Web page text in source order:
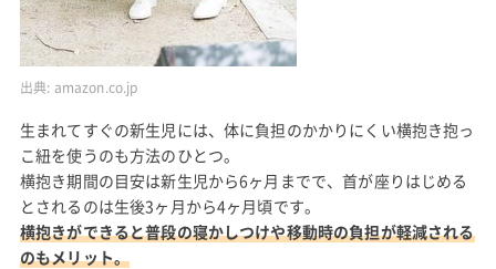
出典: amazon.co.jp
生まれてすぐの新生児には、体に負担のかかりにくい横抱き抱っ
こ紐を使うのも方法のひとつ。
横抱き期間の目安は新生児から6ヶ月までで、首が座りはじめる
とされるのは生後3ヶ月から4ヶ月頃です。
横抱きができると普段の寝かしつけや移動時の負担が軽減される
のもメリット。